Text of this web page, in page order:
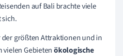
auf Bali brachte viele
sich.
der größten Attraktionen und in
vielen Gebietenökologische